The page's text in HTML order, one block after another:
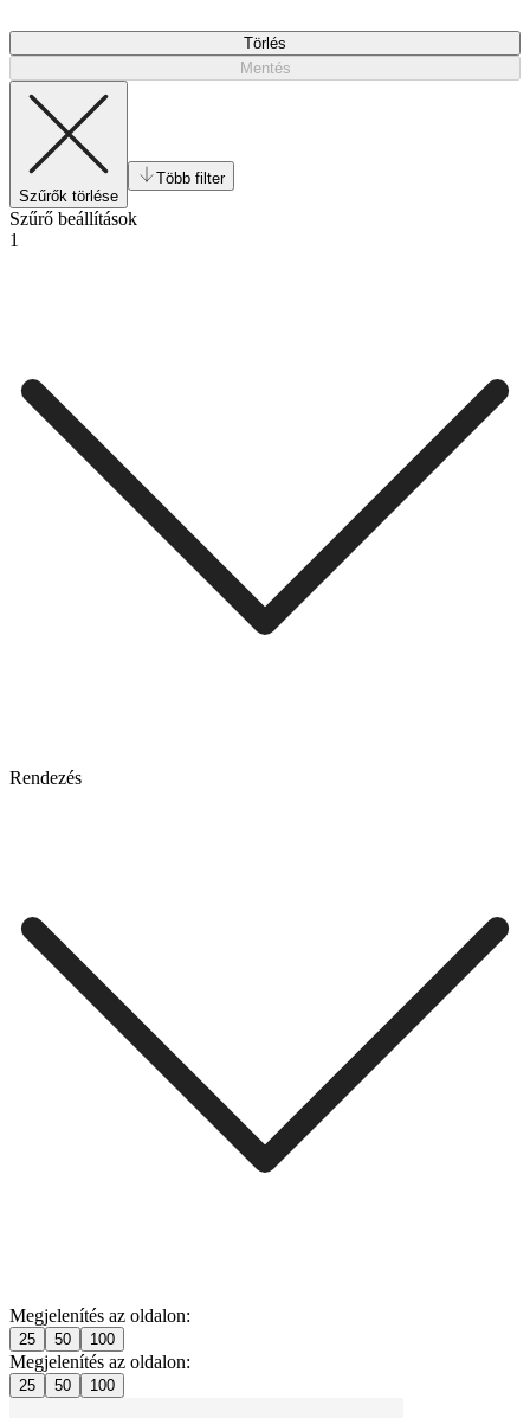
Törlés
Mentés
Szűrők törlése
Több filter
Szűrő beállítások
1
Rendezés
Megjelenítés az oldalon:
25 50 100
Megjelenítés az oldalon:
25 50 100